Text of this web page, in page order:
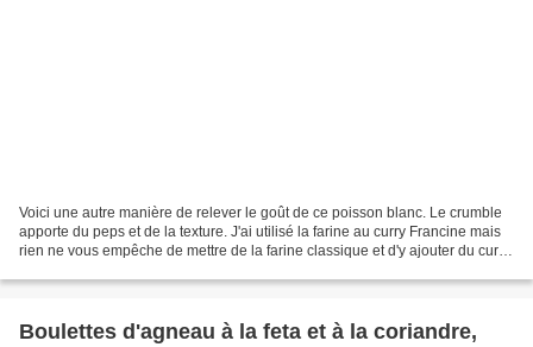
Voici une autre manière de relever le goût de ce poisson blanc. Le crumble
apporte du peps et de la texture. J'ai utilisé la farine au curry Francine mais
rien ne vous empêche de mettre de la farine classique et d'y ajouter du curry
Boulettes d'agneau à la feta et à la coriandre,